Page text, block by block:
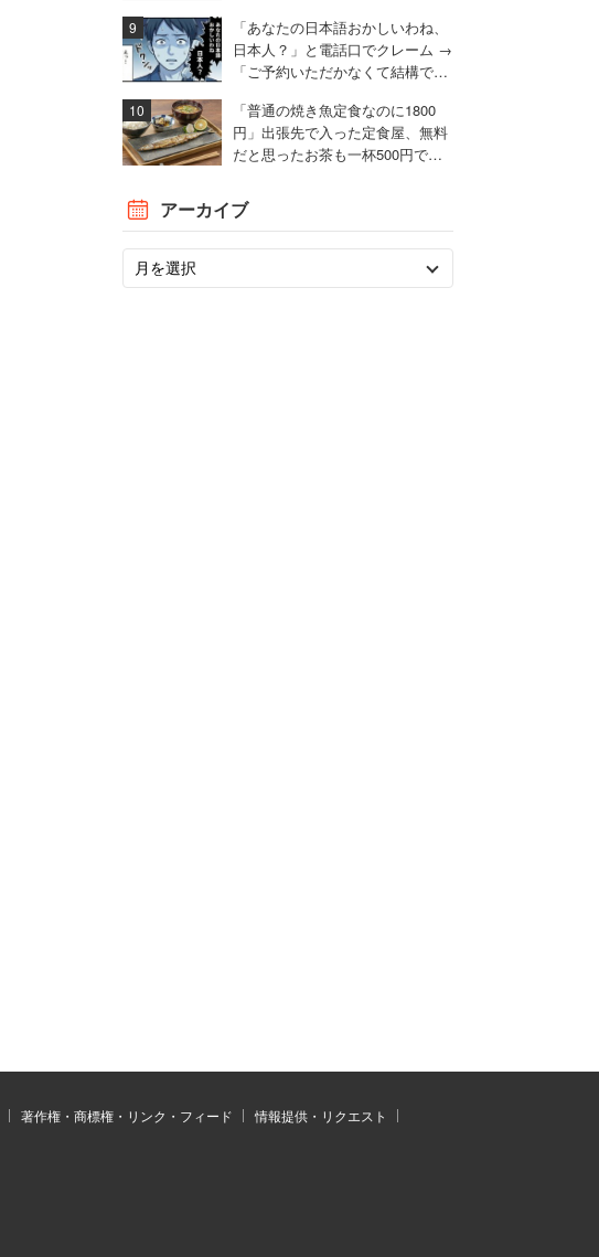
「あなたの日本語おかしいわね、
日本人？」と電話口でクレーム →
「ご予約いただかなくて結構で
ガ】
「普通の焼き魚定食なのに1800
円」出張先で入った定食屋、無料
だと思ったお茶も一杯500円でモ
アーカイブ
著作権・商標権・リンク・フィード
情報提供・リクエスト